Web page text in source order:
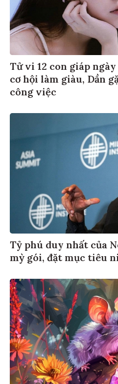
Tử vi 12 con giáp
cơ hội làm giàu, Dần
công việc
Tỷ phú duy nhất của
mỳ gói, đặt mục tiêu